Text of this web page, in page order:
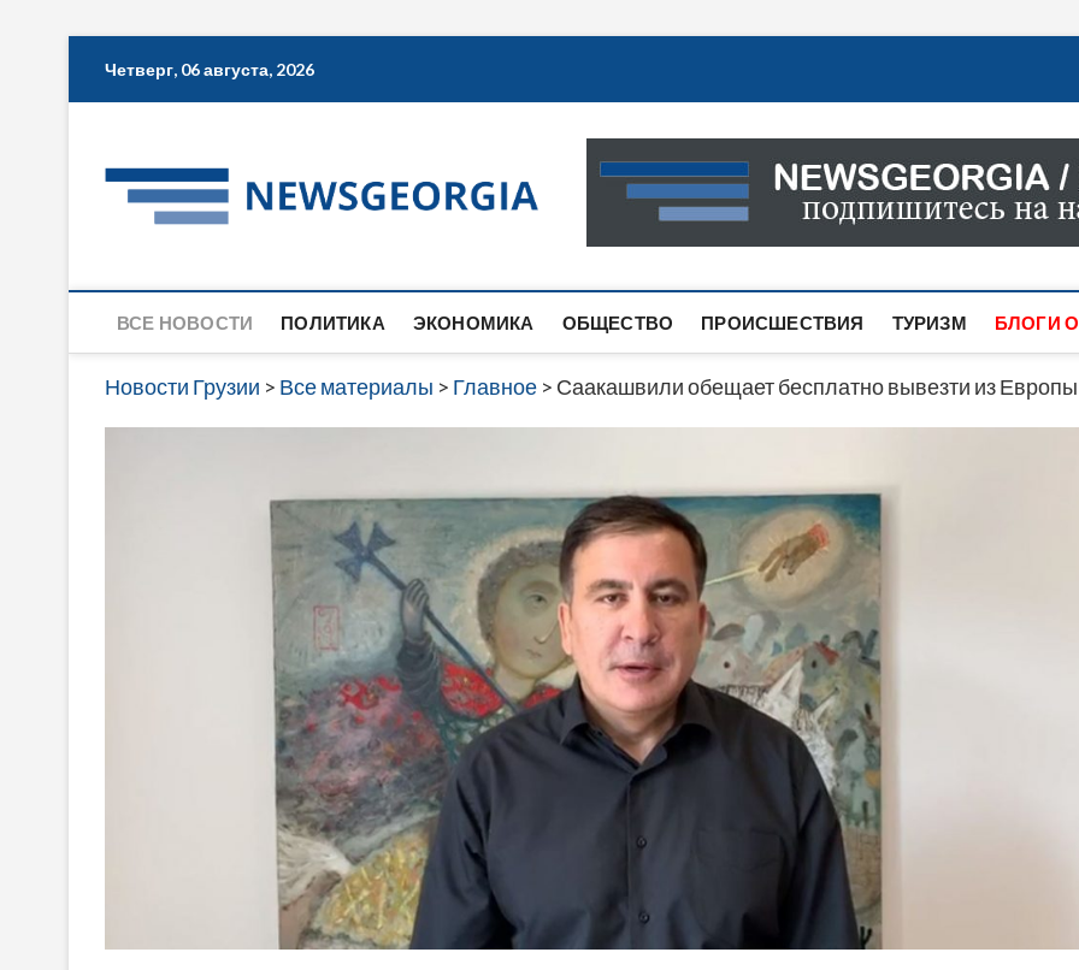
Четверг, 06 августа, 2026
Новости Грузии
САМАЯ АКТУАЛЬНАЯ ИНФОРМАЦИЯ О СОБЫТИЯХ
САЙТЕ ВЫ НАЙДЕТЕ НОВОСТИ ПОЛИТИКИ,
ВСЕ НОВОСТИ ПОЛИТИКА ЭКОНОМИКА ОБЩЕСТВО ПРОИСШЕСТВИЯ ТУРИЗМ БЛОГИ
Новости Грузии > Все материалы > Главное > Саакашвили обещает бесплатно вывезти из